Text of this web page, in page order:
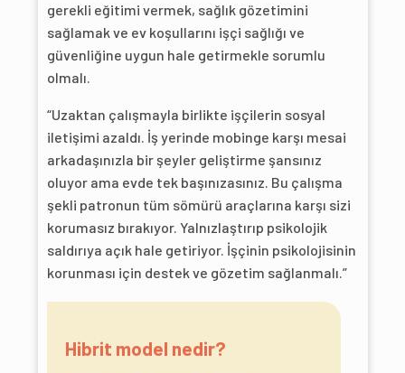
gerekli eğitimi vermek, sağlık gözetimini
sağlamak ve ev koşullarını işçi sağlığı ve
güvenliğine uygun hale getirmekle sorumlu
olmalı.
“Uzaktan çalışmayla birlikte işçilerin sosyal
iletişimi azaldı. İş yerinde mobinge karşı mesai
arkadaşınızla bir şeyler geliştirme şansınız
oluyor ama evde tek başınızasınız. Bu çalışma
şekli patronun tüm sömürü araçlarına karşı sizi
korumasız bırakıyor. Yalnızlaştırıp psikolojik
saldırıya açık hale getiriyor. İşçinin psikolojisinin
korunması için destek ve gözetim sağlanmalı.”
Hibrit model nedir?